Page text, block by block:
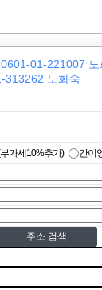
01-221007 노
313262 노화숙
가세10%추가) 간이
주소 검색